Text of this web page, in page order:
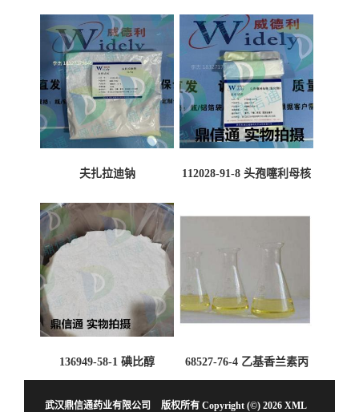
夫扎拉迪钠
112028-91-8 头孢噻利母核
136949-58-1 碘比醇
68527-76-4 乙基香兰素丙
二醇缩醛 ——检测方法 -技
术资料 -质量标准 -性质 -中
武汉鼎信通药业有限公司 版权所有 Copyright (©) 2026 XML